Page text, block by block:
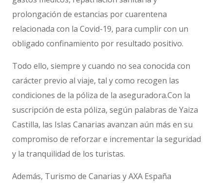
prolongación de estancias por cuarentena
relacionada con la Covid-19, para cumplir con un
obligado confinamiento por resultado positivo.
Todo ello, siempre y cuando no sea conocida con
carácter previo al viaje, tal y como recogen las
condiciones de la póliza de la aseguradora.Con la
suscripción de esta póliza, según palabras de Yaiza
Castilla, las Islas Canarias avanzan aún más en su
compromiso de reforzar e incrementar la seguridad
y la tranquilidad de los turistas.
Además, Turismo de Canarias y AXA España